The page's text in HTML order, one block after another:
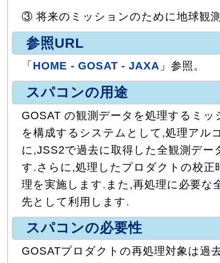
③ 将来のミッションのために地球観
参照URL
「 HOME - GOSAT - JAXA 」参照。
スパコンの用途
GOSAT の観測データを処理するミ
を構成するシステムとして,処理アル
に,JSS2で過去に取得した全観測デー
す.さらに,処理したプロダクトの校正
理を実施します.また,再処理に必要な
先として利用します.
スパコンの必要性
GOSATプロダクトの再処理対象は過